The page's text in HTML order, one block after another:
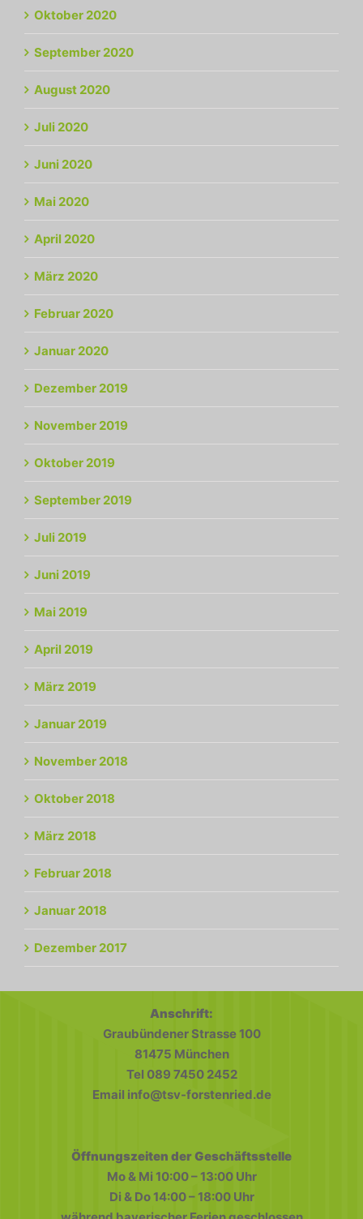
Oktober 2020
September 2020
August 2020
Juli 2020
Juni 2020
Mai 2020
April 2020
März 2020
Februar 2020
Januar 2020
Dezember 2019
November 2019
Oktober 2019
September 2019
Juli 2019
Juni 2019
Mai 2019
April 2019
März 2019
Januar 2019
November 2018
Oktober 2018
März 2018
Februar 2018
Januar 2018
Dezember 2017
Anschrift:
Graubündener Strasse 100
81475 München
Tel 089 7450 2452
Email info@tsv-forstenried.de
Öffnungszeiten der Geschäftsstelle
Mo & Mi 10:00 – 13:00 Uhr
Di & Do 14:00 – 18:00 Uhr